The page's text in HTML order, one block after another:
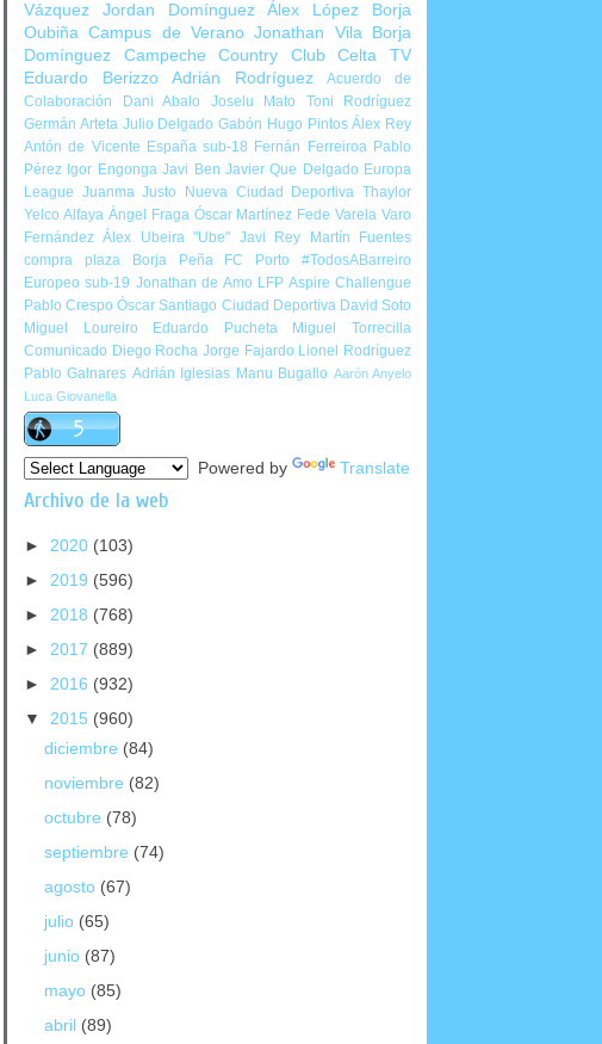
Vázquez
Jordan Domínguez Álex López
Borja
Oubiña Campus de Verano Jonathan Vila
Borja
Domínguez
Campeche Country Club
Celta TV
Eduardo Berizzo
Adrián Rodríguez
Acuerdo de
Colaboración
Dani Abalo Joselu Mato
Toni Rodríguez
Germán Arteta Julio Delgado Gabón Hugo Pintos Álex Rey
Antón de Vicente España sub-18 Fernán Ferreiroa Pablo
Pérez Igor Engonga Javi Ben Javier Que Delgado Europa
League Juanma Justo Nueva Ciudad Deportiva Thaylor
Yelco Alfaya Ángel Fraga Óscar Martínez Fede Varela Varo
Fernández Álex Ubeira "Ube" Javi Rey
Martín Fuentes
compra plaza
Borja Peña FC Porto
#TodosABarreiro
Europeo sub-19 Jonathan de Amo LFP Aspire Challengue
Pablo Crespo Óscar Santiago Ciudad Deportiva David Soto
Miguel Loureiro
Eduardo Pucheta
Miguel Torrecilla
Comunicado Diego Rocha Jorge Fajardo Lionel Rodríguez
Pablo Galnares Adrián Iglesias Manu Bugallo Aarón Anyelo
Luca Giovanella
Powered by Translate
Archivo de la web
► 2020 (103)
► 2019 (596)
► 2018 (768)
► 2017 (889)
► 2016 (932)
▼ 2015 (960)
diciembre (84)
noviembre (82)
octubre (78)
septiembre (74)
agosto (67)
julio (65)
junio (87)
mayo (85)
abril (89)